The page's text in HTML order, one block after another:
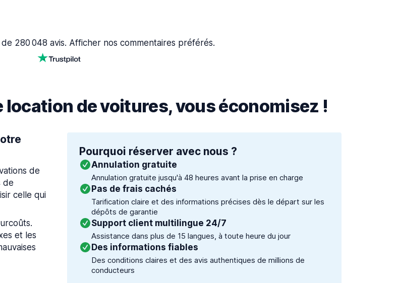
280 048 avis. Afficher nos commentaires préférés.
de voitures, vous économisez !
de
de
celle qui
et les
Pourquoi réserver avec nous ?
Annulation gratuite
Annulation gratuite jusqu'à 48 heures avant la prise en charge
Pas de frais cachés
Tarification claire et des informations précises dès le départ sur les
dépôts de garantie
Support client multilingue 24/7
Assistance dans plus de 15 langues, à toute heure du jour
Des informations fiables
Des conditions claires et des avis authentiques de millions de
conducteurs